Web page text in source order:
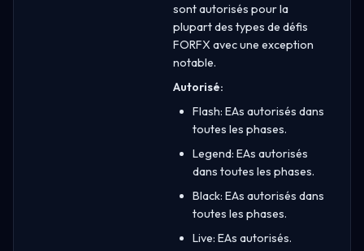
sont autorisés pour la
plupart des types de défis
FORFX avec une exception
notable.
Autorisé:
Flash: EAs autorisés dans
toutes les phases.
Legend: EAs autorisés
dans toutes les phases.
Black: EAs autorisés dans
toutes les phases.
Live: EAs autorisés.